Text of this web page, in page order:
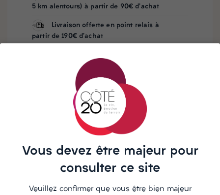
5 km alentours) à partir de 90€ d'achat
Livraison offerte en point relais à
partir de 190€ d'achat
répond sur WhatsApp
La description
Vous devez être majeur pour
consulter ce site
Veuillez confirmer que vous être bien majeur